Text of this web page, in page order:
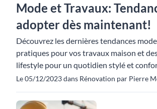
Mode et Travaux:
adopter dès maintenant!
Découvrez les dernières tendances
pratiques pour vos travaux maison et
lifestyle pour un quotidien stylé et
Le 05/12/2023 dans Rénovation par Pierre